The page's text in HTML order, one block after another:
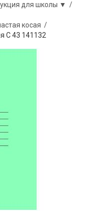
для школы ▼ /
косая /
С 43 141132